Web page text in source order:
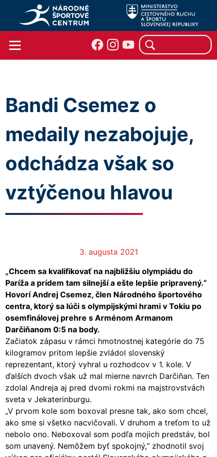
Bandi Csemez o
medaily nezabojuje,
odchádza však so
vztýčenou hlavou
3. augusta 2021
„Chcem sa kvalifikovať na najbližšiu olympiádu do
Paríža a prídem tam silnejší a ešte lepšie pripravený.“
Hovorí Andrej Csemez, člen Národného športového
centra, ktorý sa lúči s olympijskými hrami v Tokiu po
osemfinálovej prehre s Arménom Armanom
Darčiňanom 0:5 na body.
Začiatok zápasu v rámci hmotnostnej kategórie do 75
kilogramov pritom lepšie zvládol slovenský
reprezentant, ktorý vyhral u rozhodcov v 1. kole. V
ďalších dvoch však už mal mierne navrch Darčiňan. Ten
zdolal Andreja aj pred dvomi rokmi na majstrovstvách
sveta v Jekaterinburgu.
„V prvom kole som boxoval presne tak, ako som chcel,
ako sme si všetko nacvičovali. V druhom a treťom to už
nebolo ono. Neboxoval som podľa mojich predstáv, bol
som unavený. Nemôžem byť spokojný,“ zhodnotil svoj